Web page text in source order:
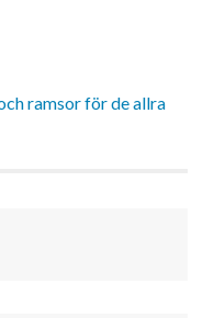
ramsor för de allra